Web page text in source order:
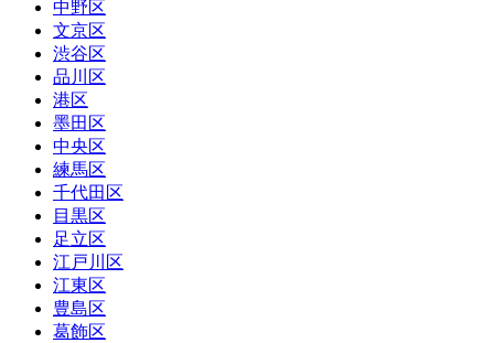
中野区
文京区
渋谷区
品川区
港区
墨田区
中央区
練馬区
千代田区
目黒区
足立区
江戸川区
江東区
豊島区
葛飾区